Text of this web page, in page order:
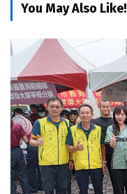
You May Also Like!